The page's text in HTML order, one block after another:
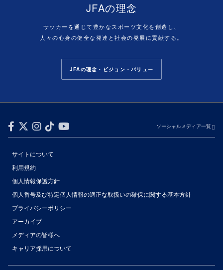
JFAの理念
サッカーを通じて豊かなスポーツ文化を創造し、
人々の心身の健全な発達と社会の発展に貢献する。
JFAの理念・ビジョン・バリュー
ソーシャルメディア一覧
サイトについて
利用規約
個人情報保護方針
個人番号及び特定個人情報の適正な取扱いの確保に関する基本方針
プライバシーポリシー
アーカイブ
メディアの皆様へ
キャリア採用について